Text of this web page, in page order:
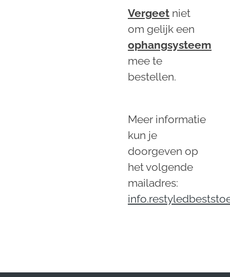
Vergeet niet
om gelijk een
ophangsysteem
mee te
bestellen.
Meer informatie
kun je
doorgeven op
het volgende
mailadres: